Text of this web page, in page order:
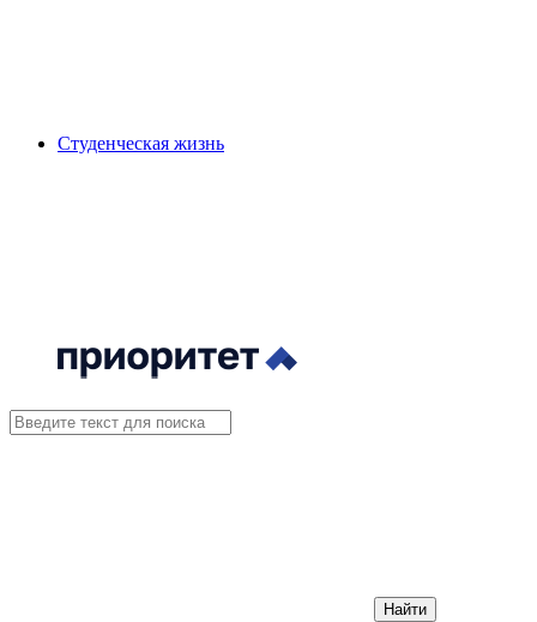
Студенческая жизнь
Найти